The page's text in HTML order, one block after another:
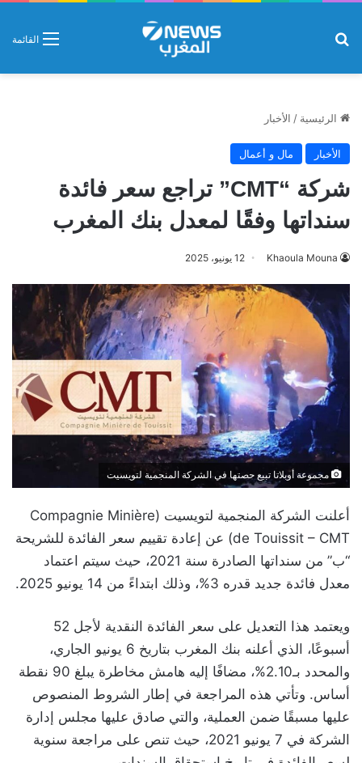
القائمة
الرئيسية / الأخبار
الأخبار مال و أعمال
شركة “CMT” تراجع سعر فائدة
سنداتها وفقًا لمعدل بنك المغرب
Khaoula Mouna 12 يونيو، 2025
مجموعة أوبلاتا تبيع حصتها في الشركة المنجمية لتويسيت
أعلنت الشركة المنجمية لتويسيت (Compagnie Minière
de Touissit – CMT) عن إعادة تقييم سعر الفائدة للشريحة
“ب” من سنداتها الصادرة سنة 2021، حيث سيتم اعتماد
معدل فائدة جديد قدره 3%، وذلك ابتداءً من 14 يونيو 2025.
ويعتمد هذا التعديل على سعر الفائدة النقدية لأجل 52
أسبوعًا، الذي أعلنه بنك المغرب بتاريخ 6 يونيو الجاري،
والمحدد بـ2.10%، مضافًا إليه هامش مخاطرة يبلغ 90 نقطة
أساس. وتأتي هذه المراجعة في إطار الشروط المنصوص
عليها مسبقًا ضمن العملية، والتي صادق عليها مجلس إدارة
الشركة في 7 يونيو 2021، حيث تنص على مراجعة سنوية